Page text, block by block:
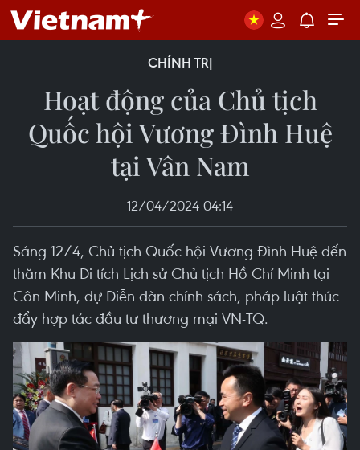
CHÍNH TRỊ
Hoạt động của Chủ tịch
Quốc hội Vương Đình Huệ
tại Vân Nam
12/04/2024 04:14
Sáng 12/4, Chủ tịch Quốc hội Vương Đình Huệ đến
thăm Khu Di tích Lịch sử Chủ tịch Hồ Chí Minh tại
Côn Minh, dự Diễn đàn chính sách, pháp luật thúc
đẩy hợp tác đầu tư thương mại VN-TQ.